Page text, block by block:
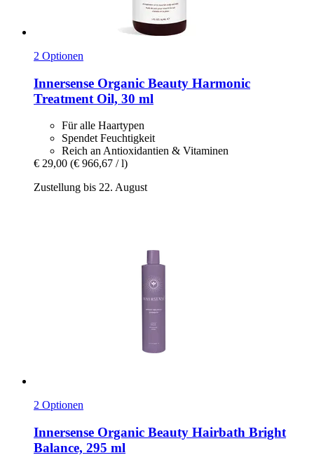
2 Optionen
Innersense Organic Beauty Harmonic
Treatment Oil, 30 ml
Für alle Haartypen
Spendet Feuchtigkeit
Reich an Antioxidantien & Vitaminen
€ 29,00 (€ 966,67 / l)
Zustellung bis 22. August
2 Optionen
Innersense Organic Beauty Hairbath Bright
Balance, 295 ml